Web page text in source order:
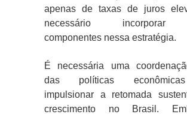
apenas de taxas de juros
necessário incorporar
componentes nessa estratégia.
É necessária uma
das políticas
impulsionar a retomada
crescimento no Brasil.